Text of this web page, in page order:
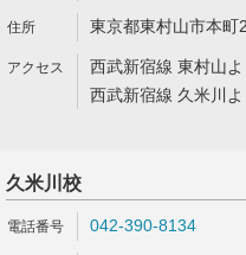
東京都東村山市本町
西武新宿線 東村山
西武新宿線 久米川
久米川校
042-390-8134